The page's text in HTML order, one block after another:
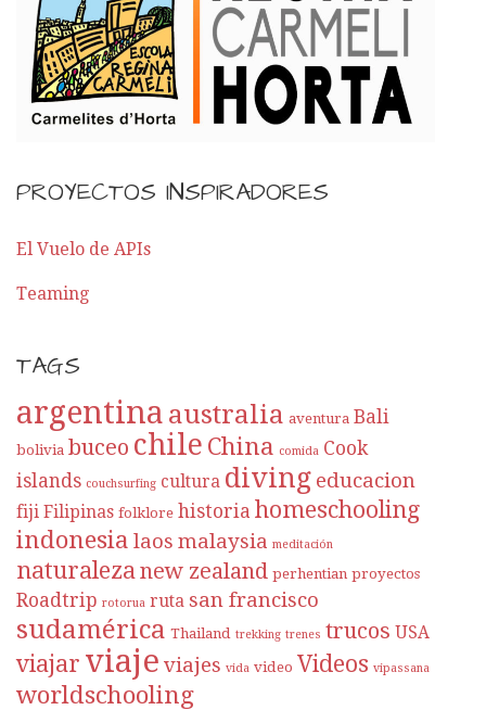
PROYECTOS INSPIRADORES
El Vuelo de APIs
Teaming
TAGS
argentina australia aventura Bali
bolivia buceo chile China comida Cook
islands couchsurfing cultura diving educacion
fiji Filipinas folklore historia homeschooling
indonesia laos malaysia meditación
naturaleza new zealand perhentian proyectos
Roadtrip rotorua ruta san francisco
sudamérica Thailand trekking trenes trucos USA
viajar viaje viajes vida video Videos vipassana
worldschooling